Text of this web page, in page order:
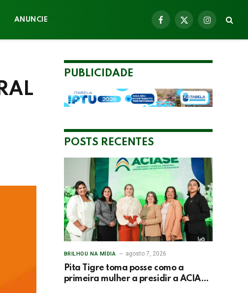
ANUNCIE
Facebook
X
Instagram
PUBLICIDADE
POSTS RECENTES
BRILHOU NA MÍDIA agosto 7, 2026
Pita Tigre toma posse como a
primeira mulher a presidir a ACIASE